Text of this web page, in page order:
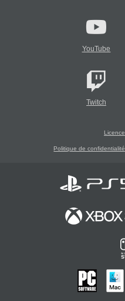
YouTube
Twitch
Licence
Politique de confidentialité